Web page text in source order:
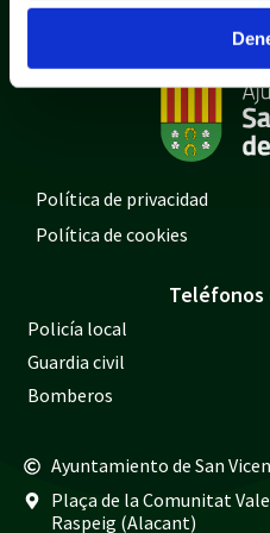
Política de privacidad
Política de cookies
Policía local
Guardia civil
Bomberos
Ayuntamiento de San
Plaça de la Comunitat
Raspeig (Alacant)